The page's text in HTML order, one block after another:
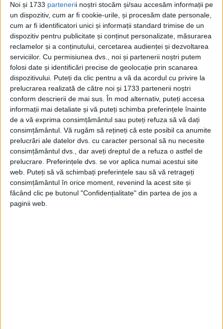
Noi și 1733 partenerii noștri stocăm și/sau accesăm informații pe
un dispozitiv, cum ar fi cookie-urile, și procesăm date personale,
cum ar fi identificatori unici și informații standard trimise de un
dispozitiv pentru publicitate și conținut personalizate, măsurarea
reclamelor și a conținutului, cercetarea audienței și dezvoltarea
serviciilor. Cu permisiunea dvs., noi și partenerii noștri putem
folosi date și identificări precise de geolocație prin scanarea
dispozitivului. Puteți da clic pentru a vă da acordul cu privire la
prelucrarea realizată de către noi și 1733 partenerii noștri
conform descrierii de mai sus. În mod alternativ, puteți accesa
informații mai detaliate și vă puteți schimba preferințele înainte
de a vă exprima consimțământul sau puteți refuza să vă dați
consimțământul. Vă rugăm să rețineți că este posibil ca anumite
prelucrări ale datelor dvs. cu caracter personal să nu necesite
consimțământul dvs., dar aveți dreptul de a refuza o astfel de
prelucrare. Preferințele dvs. se vor aplica numai acestui site
web. Puteți să vă schimbați preferințele sau să vă retrageți
consimțământul în orice moment, revenind la acest site și
făcând clic pe butonul "Confidențialitate" din partea de jos a
paginii web.
0
Ce este frontend !?
28 ianuarie 2020
Ce este backend !?
28 ianuarie 2020
0
Ce este un framework !?
27 ianuarie 2020
Ce este un API (Application Programming
Interface) !?
24 ianuarie 2020
Ce este conținutul web (web content) !?